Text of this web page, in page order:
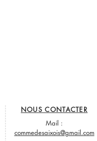
NOUS CONTACTER
Mail :
commedesaixois@gmail.com